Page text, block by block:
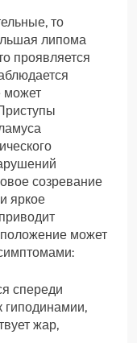
то
липома
проявляется
может
созревание
яркое
может
спереди
гиподинамии,
жар,